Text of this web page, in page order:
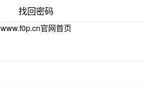
找回密码
www.f0p.cn官网首页